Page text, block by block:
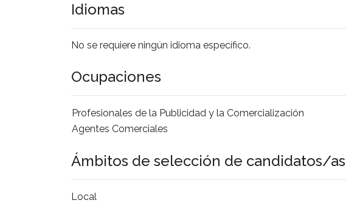
Idiomas
No se requiere ningún idioma específico.
Ocupaciones
Profesionales de la Publicidad y la Comercialización
Agentes Comerciales
Ámbitos de selección de candidatos/as
Local